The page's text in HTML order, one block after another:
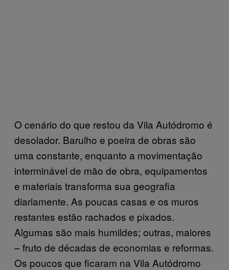
O cenário do que restou da Vila Autódromo é
desolador. Barulho e poeira de obras são
uma constante, enquanto a movimentação
interminável de mão de obra, equipamentos
e materiais transforma sua geografia
diariamente. As poucas casas e os muros
restantes estão rachados e pixados.
Algumas são mais humildes; outras, maiores
– fruto de décadas de economias e reformas.
Os poucos que ficaram na Vila Autódromo